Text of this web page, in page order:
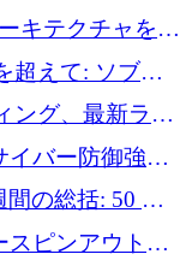
ド以上を確保
キテクチャを拡
調達
超えて: ソブリ
る DFINITY の
ング、最新ラウ
目標
イバー防御強化
の総括: 50 以
投資
ピンアウト原